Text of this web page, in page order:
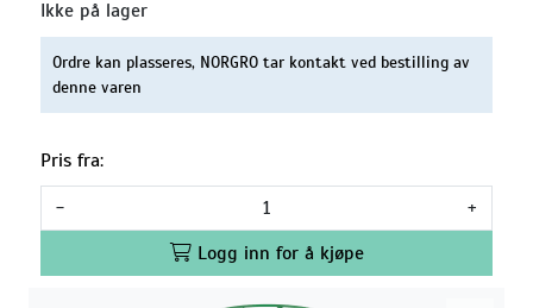
Ikke på lager
Ordre kan plasseres, NORGRO tar kontakt ved bestilling av
denne varen
Pris fra:
-
+
Logg inn for å kjøpe